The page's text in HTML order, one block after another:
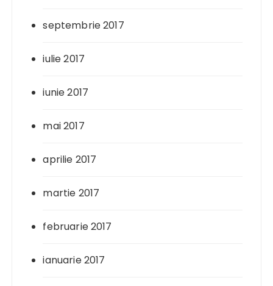
septembrie 2017
iulie 2017
iunie 2017
mai 2017
aprilie 2017
martie 2017
februarie 2017
ianuarie 2017